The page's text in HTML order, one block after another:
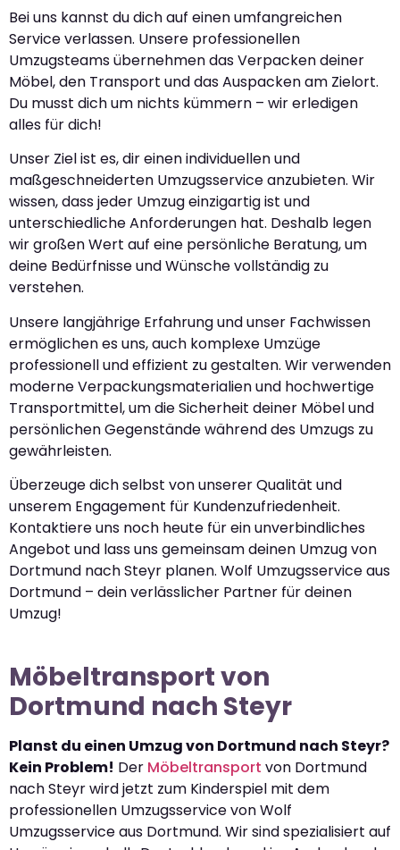
Bei uns kannst du dich auf einen umfangreichen
Service verlassen. Unsere professionellen
Umzugsteams übernehmen das Verpacken deiner
Möbel, den Transport und das Auspacken am Zielort.
Du musst dich um nichts kümmern – wir erledigen
alles für dich!
Unser Ziel ist es, dir einen individuellen und
maßgeschneiderten Umzugsservice anzubieten. Wir
wissen, dass jeder Umzug einzigartig ist und
unterschiedliche Anforderungen hat. Deshalb legen
wir großen Wert auf eine persönliche Beratung, um
deine Bedürfnisse und Wünsche vollständig zu
verstehen.
Unsere langjährige Erfahrung und unser Fachwissen
ermöglichen es uns, auch komplexe Umzüge
professionell und effizient zu gestalten. Wir verwenden
moderne Verpackungsmaterialien und hochwertige
Transportmittel, um die Sicherheit deiner Möbel und
persönlichen Gegenstände während des Umzugs zu
gewährleisten.
Überzeuge dich selbst von unserer Qualität und
unserem Engagement für Kundenzufriedenheit.
Kontaktiere uns noch heute für ein unverbindliches
Angebot und lass uns gemeinsam deinen Umzug von
Dortmund nach Steyr planen. Wolf Umzugsservice aus
Dortmund – dein verlässlicher Partner für deinen
Umzug!
Möbeltransport von
Dortmund nach Steyr
Planst du einen Umzug von Dortmund nach Steyr?
Kein Problem! Der Möbeltransport von Dortmund
nach Steyr wird jetzt zum Kinderspiel mit dem
professionellen Umzugsservice von Wolf
Umzugsservice aus Dortmund. Wir sind spezialisiert auf